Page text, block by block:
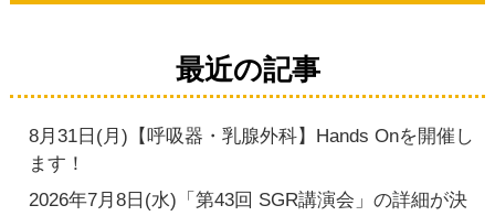
ゲ
ー
シ
最近の記事
8月31日(月)【呼吸器・乳腺外科】Hands Onを開催し
ます！
2026年7月8日(水)「第43回 SGR講演会」の詳細が決